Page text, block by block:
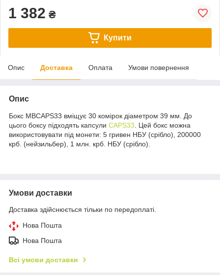
1 382 ₴
Купити
Опис Доставка Оплата Умови повернення
Опис
Бокс MBCAPS33 вміщує 30 комірок діаметром 39 мм. До
цього боксу підходять капсули CAPS33 . Цей бокс можна
використовувати під монети: 5 гривен НБУ (срібло), 200000
крб. (нейзильбер), 1 млн. крб. НБУ (срібло).
Умови доставки
Доставка здійснюється тільки по передоплаті.
Нова Пошта
Нова Пошта
Всі умови доставки